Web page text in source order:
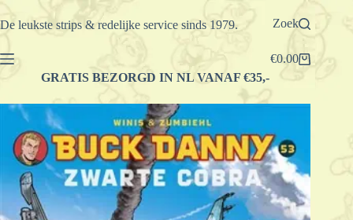
Ga
naar
De leukste strips & redelijke service sinds 1979. Zoek
Winkelwagen
€0.00
GRATIS BEZORGD IN NL VANAF €35,-